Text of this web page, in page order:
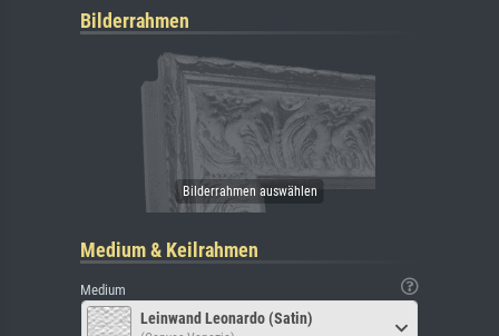
Bilderrahmen
Medium & Keilrahmen
Medium
Leinwand Leonardo (Satin)